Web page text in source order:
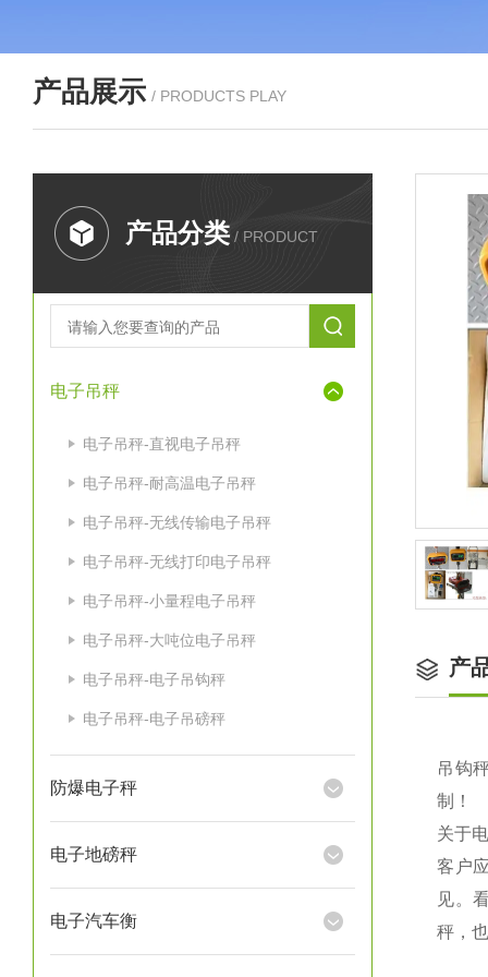
产品展示 / PRODUCTS PLAY
产品分类 / PRODUCT
电子吊秤
电子吊秤-直视电子吊秤
电子吊秤-耐高温电子吊秤
电子吊秤-无线传输电子吊秤
电子吊秤-无线打印电子吊秤
电子吊秤-小量程电子吊秤
电子吊秤-大吨位电子吊秤
电子吊秤-电子吊钩秤
电子吊秤-电子吊磅秤
防爆电子秤
电子地磅秤
电子汽车衡
产
吊钩
制！
关于
客户
见。
秤，